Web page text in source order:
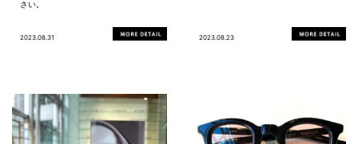
さい。
2023.08.31 2023.08.23